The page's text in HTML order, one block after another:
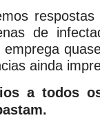
de
ainda
a todos